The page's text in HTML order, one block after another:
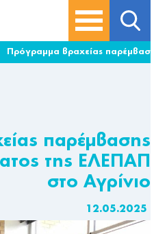
Πρόγραμμα βραχείας
παρέμβασης
της ΕΛΕΠΑΠ
στο Αγρίνιο
12.05.2025